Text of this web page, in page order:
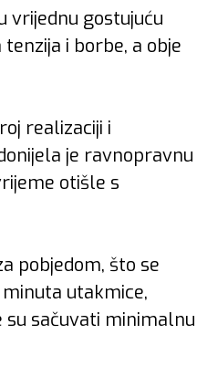
vrijednu gostujuću
i borbe, a obje
realizaciji i
je ravnopravnu
otišle s
pobjedom, što se
utakmice,
su sačuvati minimalnu